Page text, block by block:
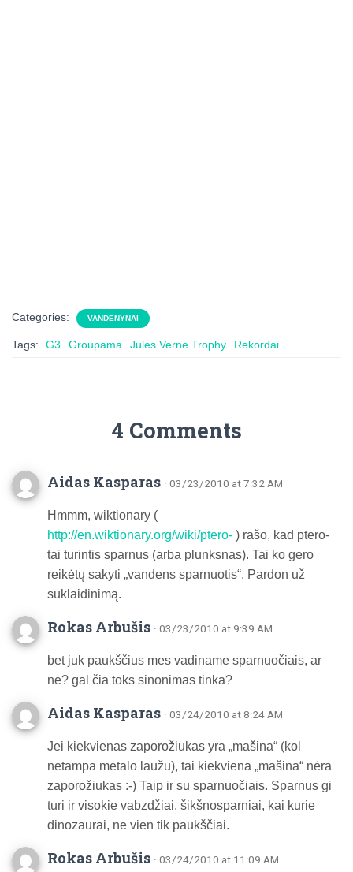
Categories: VANDENYNAI
Tags: G3 Groupama Jules Verne Trophy Rekordai
4 Comments
Aidas Kasparas · 03/23/2010 at 7:32 AM
Hmmm, wiktionary (
http://en.wiktionary.org/wiki/ptero- ) rašo, kad ptero-
tai turintis sparnus (arba plunksnas). Tai ko gero
reikėtų sakyti „vandens sparnuotis“. Pardon už
suklaidinimą.
Rokas Arbušis · 03/23/2010 at 9:39 AM
bet juk paukščius mes vadiname sparnuočiais, ar
ne? gal čia toks sinonimas tinka?
Aidas Kasparas · 03/24/2010 at 8:24 AM
Jei kiekvienas zaporožiukas yra „mašina“ (kol
netampa metalo laužu), tai kiekviena „mašina“ nėra
zaporožiukas :-) Taip ir su sparnuočiais. Sparnus gi
turi ir visokie vabzdžiai, šikšnosparniai, kai kurie
dinozaurai, ne vien tik paukščiai.
Rokas Arbušis · 03/24/2010 at 11:09 AM